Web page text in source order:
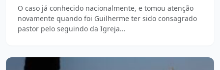
O caso já conhecido nacionalmente, e tomou atenção
novamente quando foi Guilherme ter sido consagrado
pastor pelo seguindo da Igreja...